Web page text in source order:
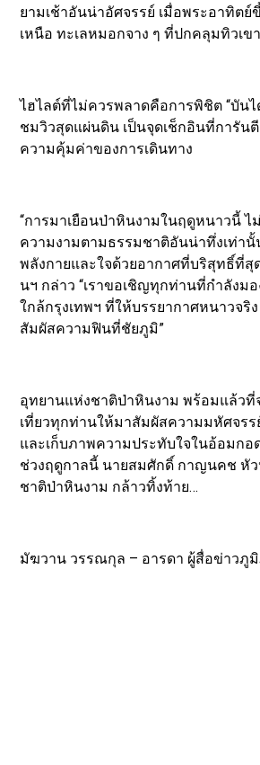
ยามเช้าอันน่าอัศจรรย์ เมื่อพระอาทิต
เหนือ ทะเลหมอกจาง ๆ ที่ปกคลุมทิวเขา
ไฮไลต์ที่ไม่ควรพลาดคือการพิชิต “บันไ
ชมวิวสุดแผ่นดิน เป็นจุดเช็กอินที่การัน
ความคุ้มค่าของการเดินทาง
“การมาเยือนป่าหินงามในฤดูหนาวนี้ ไ
ความงามตามธรรมชาติอันน่าทึ่งเท่านั้
พลังกายและใจด้วยอากาศที่บริสุทธิ์ที่สุ
นฯ กล่าว “เราขอเชิญทุกท่านที่กำลังม
ใกล้กรุงเทพฯ ที่ให้บรรยากาศหนาวจริ
สัมผัสความฟินที่ชัยภูมิ”
อุทยานแห่งชาติป่าหินงาม พร้อมแล้วที่
เที่ยวทุกท่านให้มาสัมผัสความมหัศจร
และเก็บภาพความประทับใจในอ้อมก
ช่วงฤดูกาลนี้ นายสมศักดิ์ กาญนคช หั
ชาติป่าหินงาม กล้าวทิ้งท้าย…
มัฆวาน วรรณกุล – อารดา ผู้สื่อข่าวภู